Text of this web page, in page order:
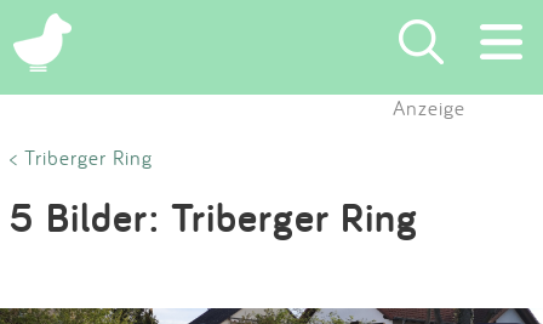
×
Eintragen
Anzeige
< Triberger Ring
5 Bilder: Triberger Ring